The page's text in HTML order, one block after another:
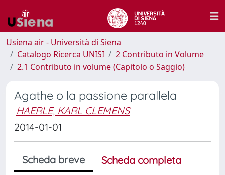
Usiena air - Università di Siena
Catalogo Ricerca UNISI
2 Contributo in Volume
2.1 Contributo in volume (Capitolo o Saggio)
Agathe o la passione parallela
HAERLE, KARL CLEMENS
2014-01-01
Scheda breve
Scheda completa